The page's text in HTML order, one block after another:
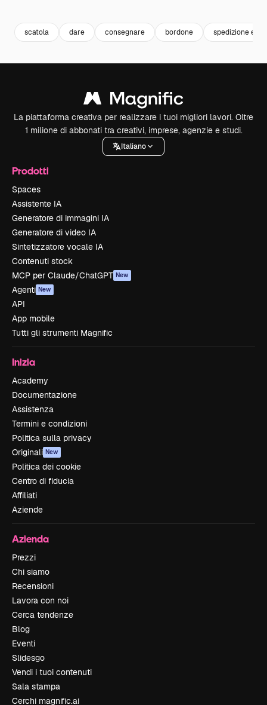
scatola dare consegnare bordone spedizione e
La piattaforma creativa per realizzare i tuoi migliori lavori. Oltre
1 milione di abbonati tra creativi, imprese, agenzie e studi.
Italiano
Prodotti
Spaces
Assistente IA
Generatore di immagini IA
Generatore di video IA
Sintetizzatore vocale IA
Contenuti stock
MCP per Claude/ChatGPT New
Agenti New
API
App mobile
Tutti gli strumenti Magnific
Inizia
Academy
Documentazione
Assistenza
Termini e condizioni
Politica sulla privacy
Originali New
Politica dei cookie
Centro di fiducia
Affiliati
Aziende
Azienda
Prezzi
Chi siamo
Recensioni
Lavora con noi
Cerca tendenze
Blog
Eventi
Slidesgo
Vendi i tuoi contenuti
Sala stampa
Cerchi magnific.ai